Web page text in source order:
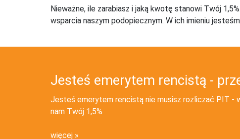
Nieważne, ile zarabiasz i jaką kwotę stanowi Twój
wsparcia naszym podopiecznym. W ich imieniu
Jesteś emerytem rencistą -
Jesteś emerytem rencistą nie musisz rozliczać PIT -
nam Twój 1,5%
więcej